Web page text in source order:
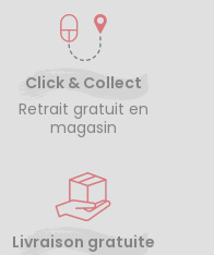
Click & Collect
Retrait gratuit en
magasin
Livraison gratuite